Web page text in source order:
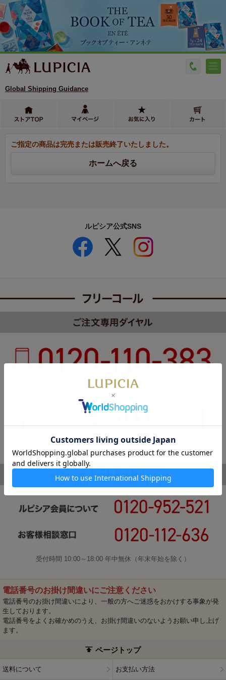
Global Shipping Guidance
ご指定の商品は完売または販売終了いたしました。
ルピシア公式SNS
カスタマーハラスメントについて
受付時間 10:00～18:00 年中無休（年末年始を除く）
電話番号のお掛け間違いにご注意ください
電話番号のお掛け間違いにより、一般の方へご迷惑をおかけする事象が発
生しております。
電話番号をよくお確かめのうえ、お掛け間違いのないようお願い申し上げ
ます。
ページトップ
送料について お支払い方法